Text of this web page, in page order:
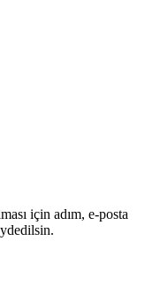
için adım, e-posta